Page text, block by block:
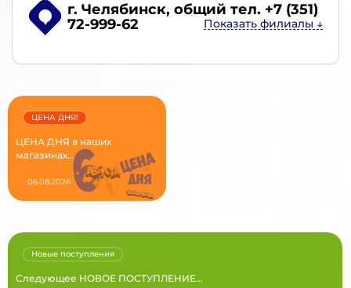
г. Челябинск, общий тел. +7 (351)
72-999-62
ЦЕНА ДНЯ в наших
магазинах...
ЦЕНА ДНЯ!
06.08.2026
Следующее НОВОЕ ПОСТУПЛЕНИЕ...
Новые поступления